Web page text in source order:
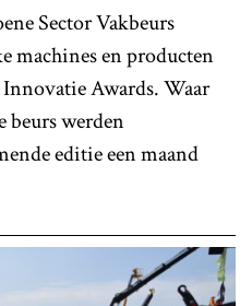
Sector Vakbeurs
machines en producten
Awards. Waar
beurs werden
editie een maand